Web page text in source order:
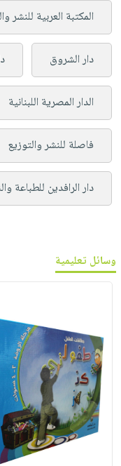
المكتبة العربية للنشر
دار الشروق
الدار المصرية اللبنانية
فاصلة للنشر والتوزيع
دار الرافدين للطباعة
وسائل تعليمية